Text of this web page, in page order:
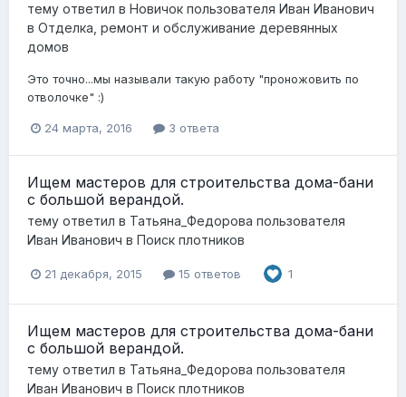
тему ответил в Новичок пользователя Иван Иванович
в Отделка, ремонт и обслуживание деревянных
домов
Это точно...мы называли такую работу "проножовить по
отволочке" :)
24 марта, 2016 3 ответа
Ищем мастеров для строительства дома-бани
с большой верандой.
тему ответил в Татьяна_Федорова пользователя
Иван Иванович в Поиск плотников
21 декабря, 2015 15 ответов 1
Ищем мастеров для строительства дома-бани
с большой верандой.
тему ответил в Татьяна_Федорова пользователя
Иван Иванович в Поиск плотников